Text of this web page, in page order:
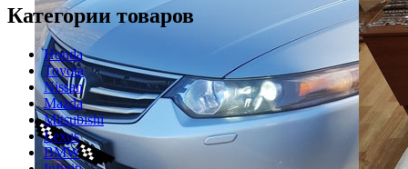
Категории товаров
Honda
Toyota
Nissan
Mazda
Mitsubishi
Lexus
BMW